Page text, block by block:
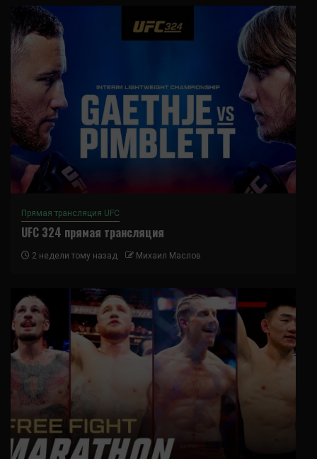
Прямая трансляция UFC
UFC 324 прямая трансляция
2 недели тому назад Михаил Маслов